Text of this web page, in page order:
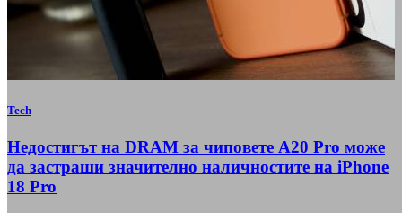
Tech
Недостигът на DRAM за чиповете A20 Pro може
да застраши значително наличностите на iPhone
18 Pro